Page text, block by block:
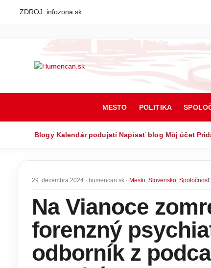
ZDROJ: infozona.sk
MESTO POLITIKA
Blogy Kalendár podujatí Napísať blog Môj účet
29. decembra 2024 · humencan.sk · Mesto, Slovensko, Spoločnosť,
Na Vianoce
forenzný
odborník z